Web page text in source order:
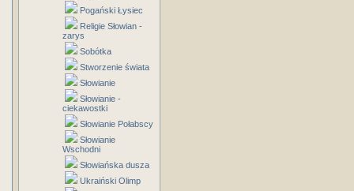
Pogański Łysiec
Religie Słowian -
zarys
Sobótka
Stworzenie świata
Słowianie
Słowianie -
ciekawostki
Słowianie Połabscy
Słowianie
Wschodni
Słowiańska dusza
Ukraiński Olimp